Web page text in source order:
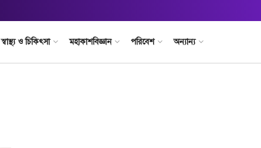
স্বাস্থ্য ও চিকিৎসা মহাকাশবিজ্ঞান পরিবেশ অন্যান্য